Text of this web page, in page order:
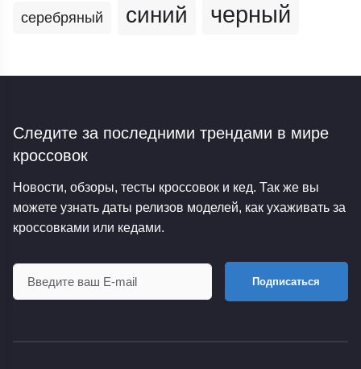
серебряный синий черный
Следите за последними трендами в мире
кроссовок
Новости, обзоры, тесты кроссовок и кед. Так же вы
можете узнать даты релизов моделей, как ухаживать за
кроссовками или кедами.
Подписаться